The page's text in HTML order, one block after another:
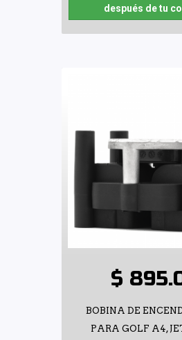
después de tu
$
BOBINA DE
PARA GOLF A4,